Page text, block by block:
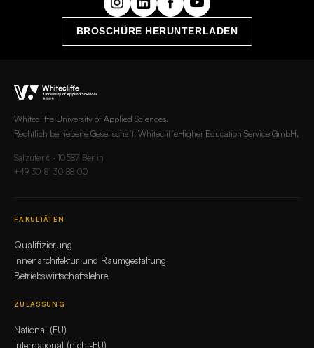
BROSCHÜRE HERUNTERLADEN
Whitecliffe University of Applied Sciences.
Rechtlich betriebene Gesellschaft: WhitecliffeHigher Education Service GmbH.
Salzufer 6 · 10587 Berlin
+49 30 81 30 88 00
FAKULTÄTEN
Qualifizierung
Innenarchitektur und Raumgestaltung
Betriebswirtschaftslehre
ZULASSUNG
National (EU)
International (nicht-EU)